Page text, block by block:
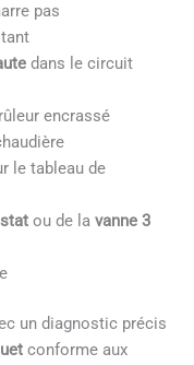
pas
dans le circuit
encrassé
le tableau de
ou de lavanne 3
un diagnostic précis
conforme aux